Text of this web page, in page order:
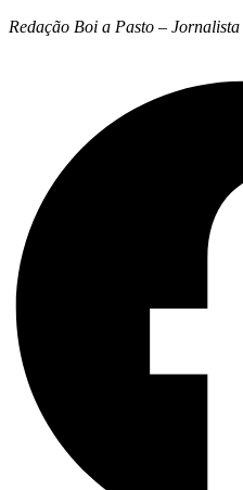
Redação Boi a Pasto –